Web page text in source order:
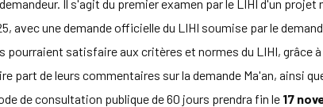
Il s'agit du premier examen par le LIHI d'un projet
avec une demande officielle du LIHI soumise par le
satisfaire aux critères et normes du LIHI, grâce
part de leurs commentaires sur la demande Ma'an, ainsi
de consultation publique de 60 jours prendra fin le 17